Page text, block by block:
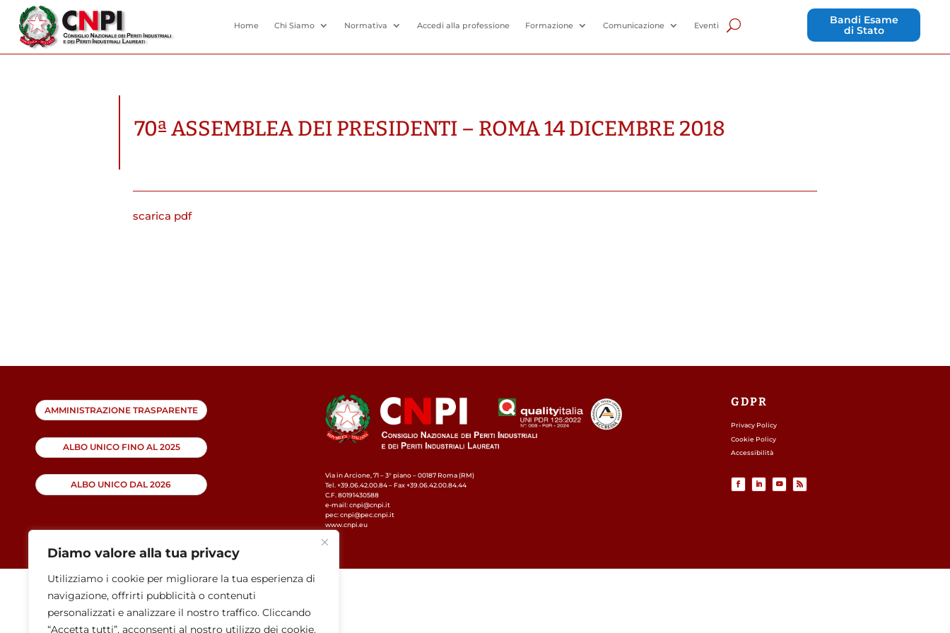
Diamo valore alla tua privacy
Utilizziamo i cookie per migliorare la tua esperienza di
navigazione, offrirti pubblicità o contenuti
personalizzati e analizzare il nostro traffico. Cliccando
“Accetta tutti”, acconsenti al nostro utilizzo dei cookie.
Home Chi Siamo Normativa Accedi alla professione Formazione Comunicazione Eventi
Bandi Esame
di Stato
70ª ASSEMBLEA DEI PRESIDENTI – ROMA 14 DICEMBRE 2018
scarica pdf
AMMINISTRAZIONE TRASPARENTE
ALBO UNICO FINO AL 2025
ALBO UNICO DAL 2026
Via in Arcione, 71 – 3° piano – 00187 Roma (RM)
Tel. +39.06.42.00.84 – Fax +39.06.42.00.84.44
C.F. 80191430588
e-mail: cnpi@cnpi.it
pec: cnpi@pec.cnpi.it
www.cnpi.eu
GDPR
Privacy Policy
Cookie Policy
Accessibilità